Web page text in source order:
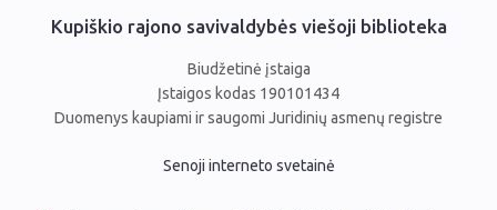
Kupiškio rajono savivaldybės viešoji biblioteka
Biudžetinė įstaiga
Įstaigos kodas 190101434
Duomenys kaupiami ir saugomi Juridinių asmenų registre
Senoji interneto svetainė